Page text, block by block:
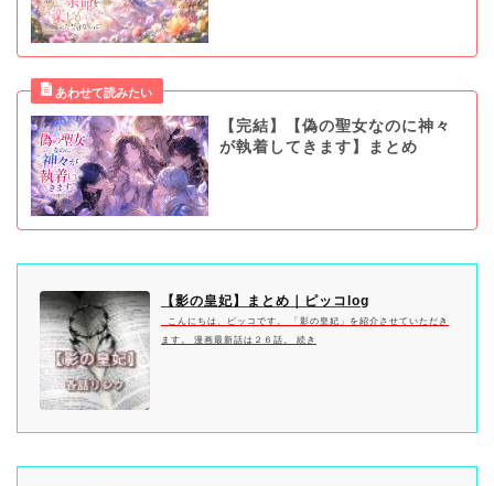
【完結】【偽の聖女なのに神々
が執着してきます】まとめ
【影の皇妃】まとめ｜ピッコlog
こんにちは、ピッコです。 「影の皇妃」を紹介させていただき
ます。 漫画最新話は２６話。 続き